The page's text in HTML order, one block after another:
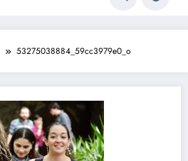
53275038884_59cc3979e0_o